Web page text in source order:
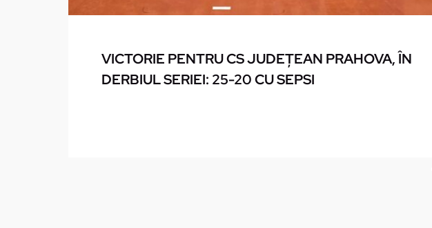
VICTORIE PENTRU CS JUDEŢEAN PRAHOVA, ÎN
DERBIUL SERIEI: 25-20 CU SEPSI